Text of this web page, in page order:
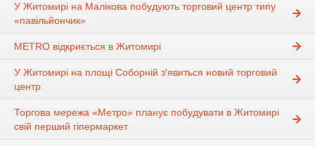
У Житомирі на Малікова побудують торговий центр типу
«павільйончик»
METRO відкриється в Житомирі
У Житомирі на площі Соборній з'явиться новий торговий
центр
Торгова мережа «Метро» планує побудувати в Житомирі
свій перший гіпермаркет